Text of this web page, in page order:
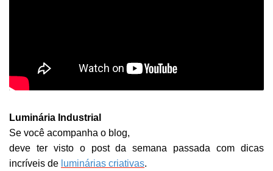
Luminária Industrial
Se você acompanha o blog,
deve ter visto o post da semana passada com dicas
incríveis de luminárias criativas.